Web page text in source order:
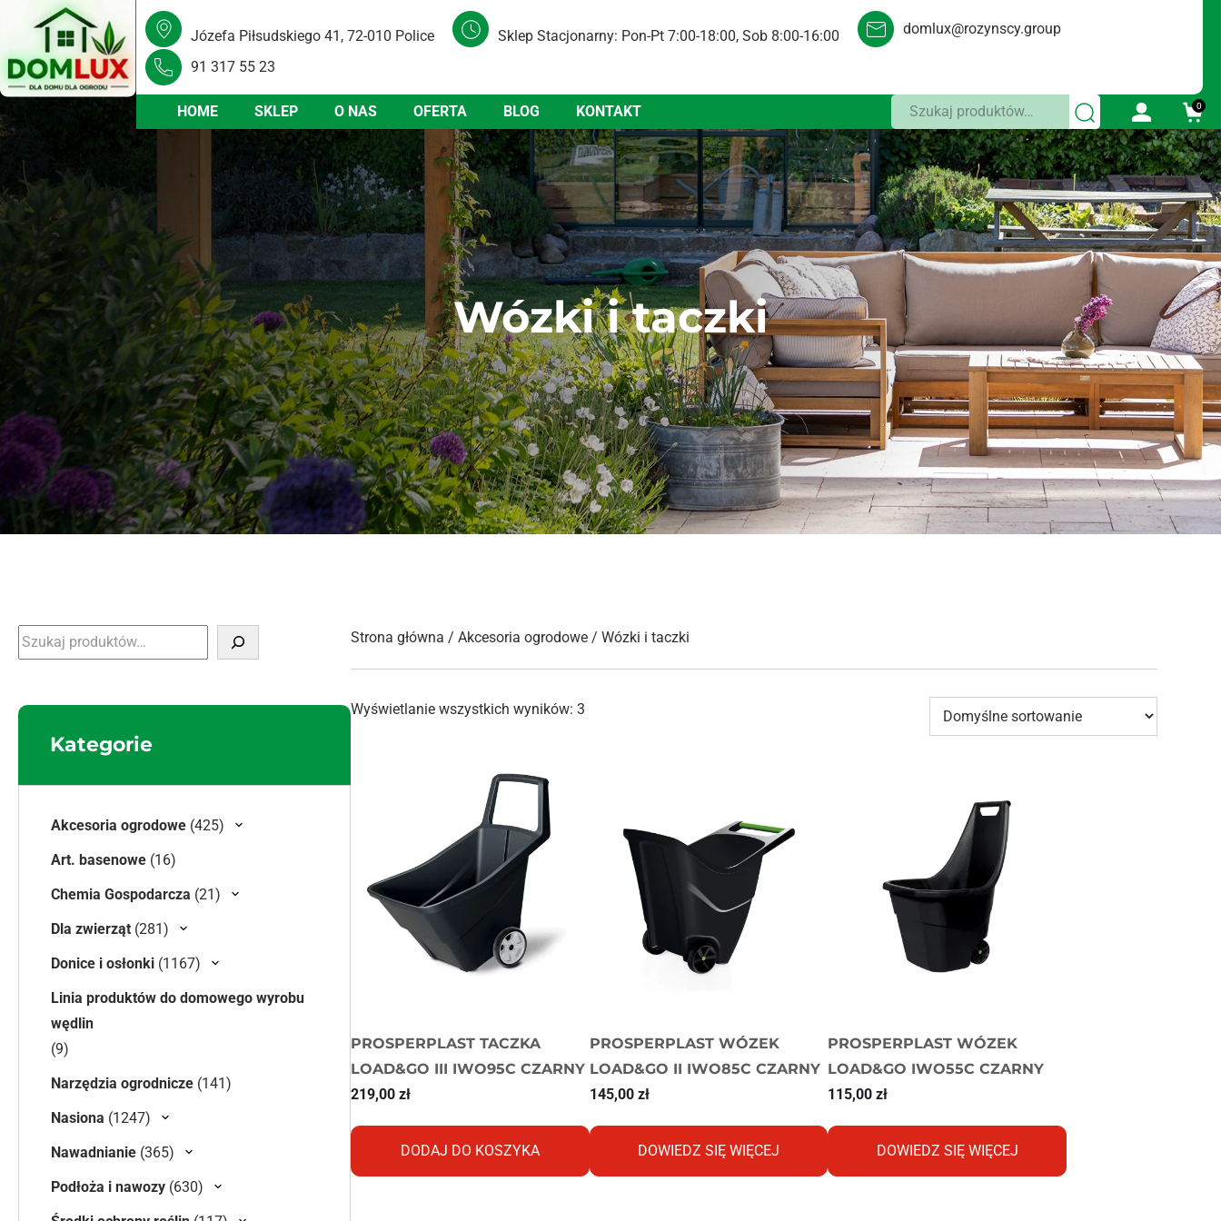
Józefa Piłsudskiego 41, 72-010 Police Sklep Stacjonarny: Pon-Pt 7:00-18:00, Sob 8:00-16:00 domlux@rozynscy.group
91 317 55 23
HOME SKLEP O NAS OFERTA BLOG KONTAKT Szukaj: 0
Wózki i taczki
Szukaj
Kategorie
Akcesoria ogrodowe 425425 produktów
Art. basenowe 1616 produktów
Chemia Gospodarcza 2121 produktów
Dla zwierząt 281281 produktów
Donice i osłonki 11671167 produktów
Linia produktów do domowego wyrobu
wędlin
99 produktów
Narzędzia ogrodnicze 141141 produktów
Nasiona 12471247 produktów
Nawadnianie 365365 produktów
Podłoża i nawozy 630630 produktów
Strona główna /Akcesoria ogrodowe / Wózki i taczki
Wyświetlanie wszystkich wyników: 3
PROSPERPLAST TACZKA
LOAD&GO III IWO95C CZARNY
219,00zł
DODAJ DO KOSZYKA
PROSPERPLAST WÓZEK
LOAD&GO II IWO85C CZARNY
145,00 zł
DOWIEDZ SIĘ WIĘCEJ
PROSPERPLAST WÓZEK
LOAD&GO IWO55C CZARNY
115,00zł
DOWIEDZ SIĘ WIĘCEJ